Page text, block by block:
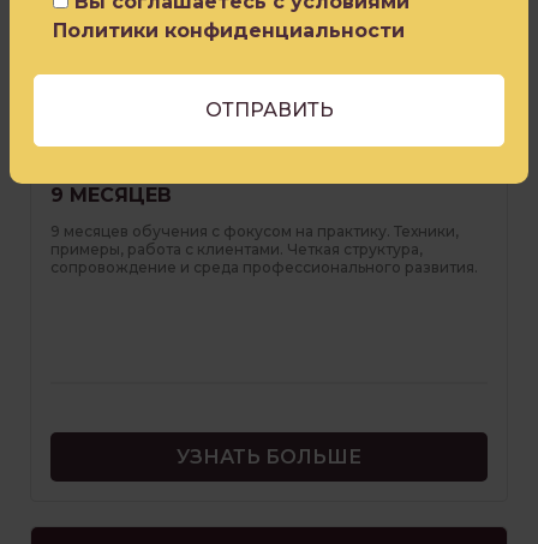
9 МЕСЯЦЕВ
9 месяцев обучения с фокусом на практику. Техники,
примеры, работа с клиентами. Четкая структура,
сопровождение и среда профессионального развития.
УЗНАТЬ БОЛЬШЕ
Политики конфиденциальности